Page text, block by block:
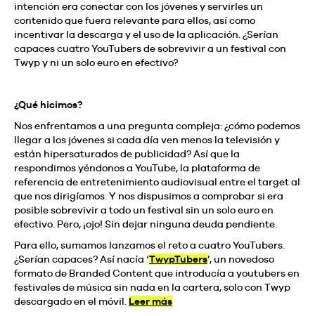
intención era conectar con los jóvenes y servirles un
contenido que fuera relevante para ellos, así como
incentivar la descarga y el uso de la aplicación. ¿Serían
capaces cuatro YouTubers de sobrevivir a un festival con
Twyp y ni un solo euro en efectivo?
¿Qué hicimos?
Nos enfrentamos a una pregunta compleja: ¿cómo podemos
llegar a los jóvenes si cada día ven menos la televisión y
están hipersaturados de publicidad? Así que la
respondimos yéndonos a YouTube, la plataforma de
referencia de entretenimiento audiovisual entre el target al
que nos dirigíamos. Y nos dispusimos a comprobar si era
posible sobrevivir a todo un festival sin un solo euro en
efectivo. Pero, ¡ojo! Sin dejar ninguna deuda pendiente.
Para ello, sumamos lanzamos el reto a cuatro YouTubers.
¿Serían capaces? Así nacía ‘TwypTubers’, un novedoso
formato de Branded Content que introducía a youtubers en
festivales de música sin nada en la cartera, solo con Twyp
descargado en el móvil. Leer más